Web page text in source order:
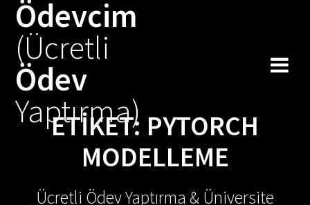
Ödevcim
(Ücretli
Ödev
Yaptırma)
ETIKET: PYTORCH
MODELLEME
Ücretli Ödev Yaptırma & Üniversite